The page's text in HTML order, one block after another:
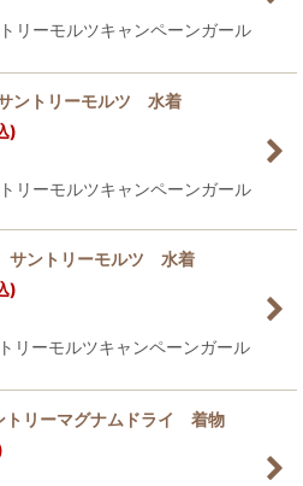
リーモルツキャンペーンガール
ントリーモルツ 水着
)
リーモルツキャンペーンガール
ントリーモルツ 水着
)
ーモルツキャンペーンガール
リーマグナムドライ 着物